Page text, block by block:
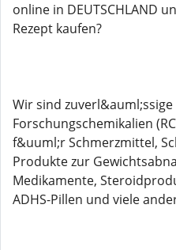
online in DEUTSCHLAND
Rezept kaufen?
Wir sind
Forschungschemikalien
f&uuml;r Schmerzmittel,
Produkte zur
Medikamente,
ADHS-Pillen und viele